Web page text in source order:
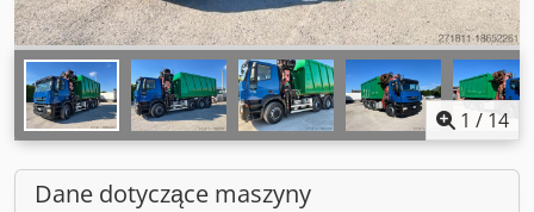
1 / 14
Dane dotyczące maszyny